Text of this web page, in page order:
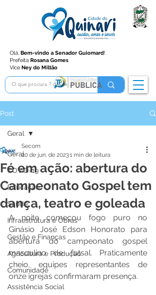
Olá, Bem-vindo a Senador Guiomard!
Prefeita Rosana Gomes
Vice Ney do Miltão
Post
Geral
COVID-19
Educação
Saúde
Infraestrutura e Obras
Gestão e Finanças
Agricultura e Produção
Comunidade
Assistência Social
Geral
Fé em ação: abertura do
Campeonato Gospel tem
dança, teatro e goleada
Secom
20 de jun. de 20231 min de leitura
A noite começou fogo puro no
Ginásio José Edson Honorato para
abertura do campeonato gospel
masculino de futsal. Praticamente
cheio, equipes representantes de
onze igrejas confirmaram presença.